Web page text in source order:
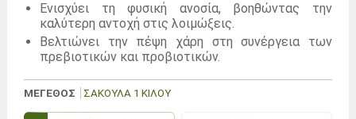
Ενισχύει τη φυσική ανοσία, βοηθώντας την
καλύτερη αντοχή στις λοιμώξεις.
Βελτιώνει την πέψη χάρη στη συνέργεια των
πρεβιοτικών και προβιοτικών.
ΜΕΓΕΘΟΣ ΣΑΚΟΎΛΑ 1 ΚΙΛΟΎ